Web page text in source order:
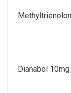
Dianabol 10mg